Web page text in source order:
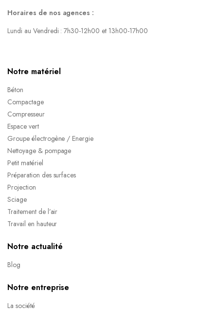
Horaires de nos agences :
Lundi au Vendredi : 7h30-12h00 et 13h00-17h00
Notre matériel
Béton
Compactage
Compresseur
Espace vert
Groupe électrogène / Energie
Nettoyage & pompage
Petit matériel
Préparation des surfaces
Projection
Sciage
Traitement de l’air
Travail en hauteur
Notre actualité
Blog
Notre entreprise
La société